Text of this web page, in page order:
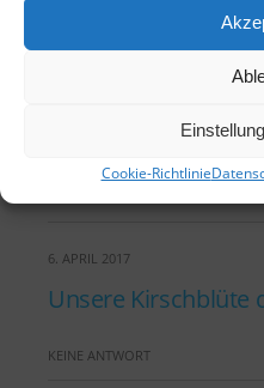
Cookie-Richtlinie
Es rieselt….!!!
6. APRIL 2017
Unsere Kirschblüte
KEINE ANTWORT